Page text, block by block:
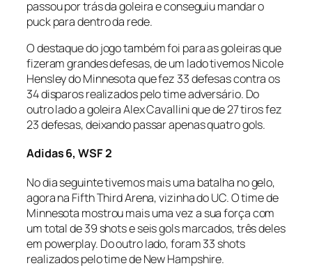
passou por trás da goleira e conseguiu mandar o
puckpara dentro da rede.
O destaque do jogo também foi para as goleiras que
fizeram grandes defesas, de um lado tivemos Nicole
Hensley do Minnesota que fez 33 defesas contra os
34disparos realizados pelo time adversário. Do
outro lado a goleira Alex Cavallini que de 27tiros fez
23 defesas, deixando passar apenas quatro gols.
Adidas 6, WSF 2
No dia seguinte tivemos mais uma batalha no gelo,
agora na Fifth Third Arena, vizinha do UC. O time de
Minnesota mostrou mais uma vez a sua força com
um total de 39 shotse seis gols marcados, três deles
em powerplay. Do outro lado, foram 33 shots
realizados pelo time de New Hampshire.